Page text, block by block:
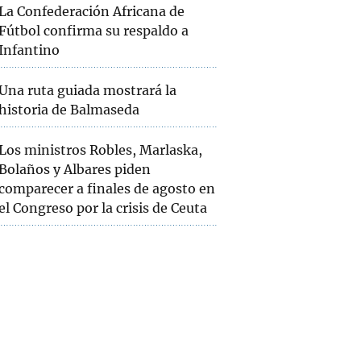
Confederación Africana de
confirma su respaldo a
ruta guiada mostrará la
de Balmaseda
ministros Robles, Marlaska,
y Albares piden
a finales de agosto en
Congreso por la crisis de Ceuta